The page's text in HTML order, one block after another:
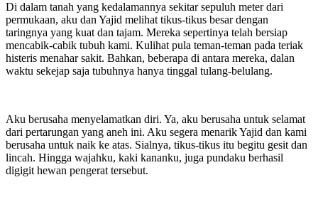
Di dalam tanah yang kedalamannya sekitar sepuluh meter dari
permukaan, aku dan Yajid melihat tikus-tikus besar dengan
taringnya yang kuat dan tajam. Mereka sepertinya telah bersiap
mencabik-cabik tubuh kami. Kulihat pula teman-teman pada teriak
histeris menahar sakit. Bahkan, beberapa di antara mereka, dalan
waktu sekejap saja tubuhnya hanya tinggal tulang-belulang.
Aku berusaha menyelamatkan diri. Ya, aku berusaha untuk selamat
dari pertarungan yang aneh ini. Aku segera menarik Yajid dan kami
berusaha untuk naik ke atas. Sialnya, tikus-tikus itu begitu gesit dan
lincah. Hingga wajahku, kaki kananku, juga pundaku berhasil
digigit hewan pengerat tersebut.